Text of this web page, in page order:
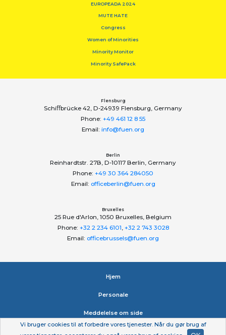
EUROPEADA 2024
MUTE HATE
Congress
Women of Minorities
Minority Monitor
Minority SafePack
Flensburg
Schiﬀbrücke 42, D-24939 Flensburg, Germany
Phone: +49 461 12 8 55
Email: info@fuen.org
Berlin
Reinhardtstr. 27B, D-10117 Berlin, Germany
Phone: +49 30 364 284050
Email: officeberlin@fuen.org
Bruxelles
25 Rue d'Arlon, 1050 Bruxelles, Belgium
Phone: +32 2 234 6101 +32 2 743 3028
Email: officebrussels@fuen.org
Hjem
Personale
Meddelelse om side
Vi bruger cookies til at forbedre vores tjenester. Når du gør brug af